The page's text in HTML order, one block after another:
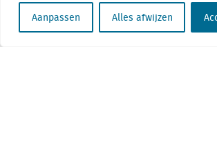
Aanpassen Alles afwijzen
Research, Data and Analytics products along with Green
publications are not provided as an investment advisor nor
fiduciary. The Locatus companies are not regulated Green